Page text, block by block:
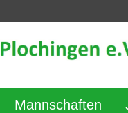
Mannschaften